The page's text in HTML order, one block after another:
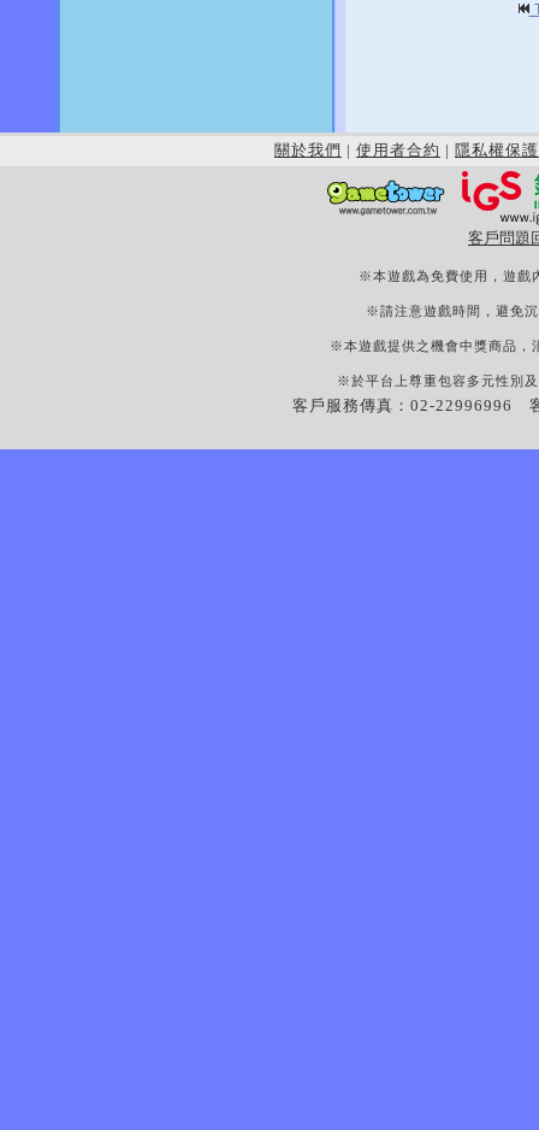
關於我們 | 使用者合約 | 隱私權保護
客戶問題
※本遊戲為免費使用，遊戲
※請注意遊戲時間，避免
※本遊戲提供之機會中獎商品，
※於平台上尊重包容多元性別
客戶服務傳真：02-22996996